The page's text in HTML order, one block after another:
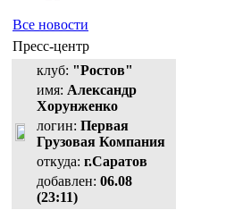
Все новости
Пресс-центр
клуб: "Ростов"
имя: Александр
Хорунженко
логин: Первая
Грузовая Компания
откуда: г.Саратов
добавлен: 06.08
(23:11)